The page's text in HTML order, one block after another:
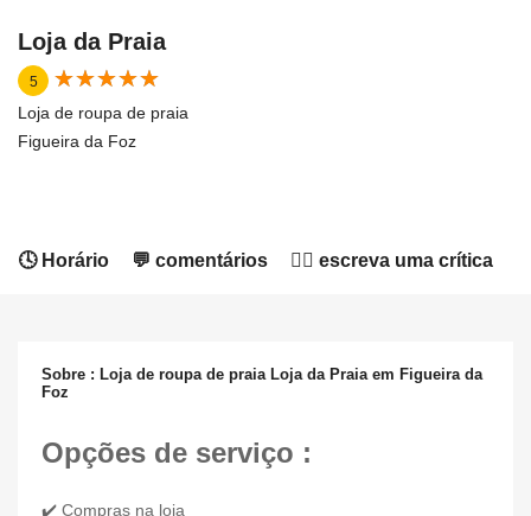
Loja da Praia
5 ★★★★★
★★★★★
Loja de roupa de praia
Figueira da Foz
🕓 Horário 💬 comentários ✍🏻 escreva uma crítica
Sobre : Loja de roupa de praia Loja da Praia em Figueira da
Foz
Opções de serviço :
✔️ Compras na loja